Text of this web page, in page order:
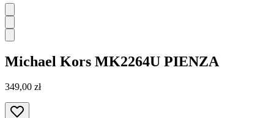
Michael Kors MK2264U PIENZA
349,00 zł